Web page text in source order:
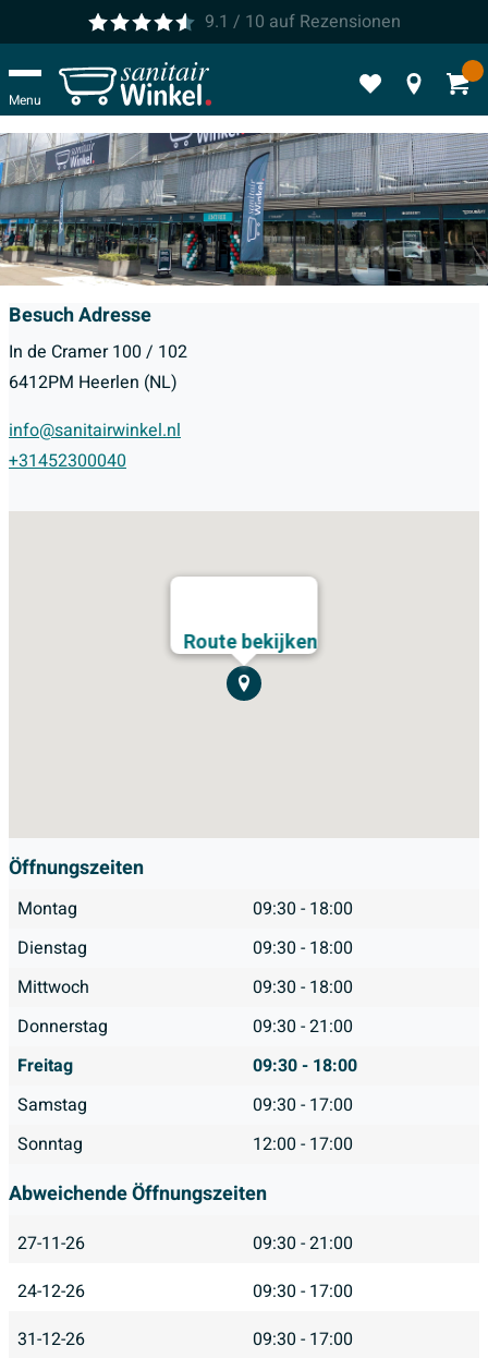
9.1 / 10 auf Rezensionen
Menu
Besuch Adresse
In de Cramer 100 / 102
6412PM Heerlen (NL)
info@sanitairwinkel.nl
+31452300040
Route bekijken
Öffnungszeiten
Montag
09:30 - 18:00
Dienstag
09:30 - 18:00
Mittwoch
09:30 - 18:00
Donnerstag
09:30 - 21:00
Freitag
09:30 - 18:00
Samstag
09:30 - 17:00
Sonntag
12:00 - 17:00
Abweichende Öffnungszeiten
27-11-26
09:30 - 21:00
24-12-26
09:30 - 17:00
31-12-26
09:30 - 17:00